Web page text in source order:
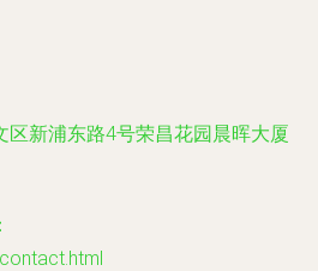
区新浦东路4号荣昌花园晨晖大厦